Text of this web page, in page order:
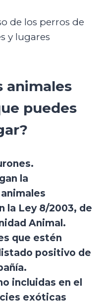
de los perros de
y lugares
animales
puedes
la
la Ley 8/2003, de
Animal.
que estén
positivo de
incluidas en el
exóticas